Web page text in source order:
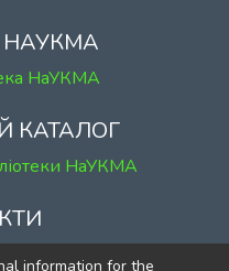
НАУКМА
НаУКМА
КАТАЛОГ
НаУКМА
Сковороди, 2
information for the